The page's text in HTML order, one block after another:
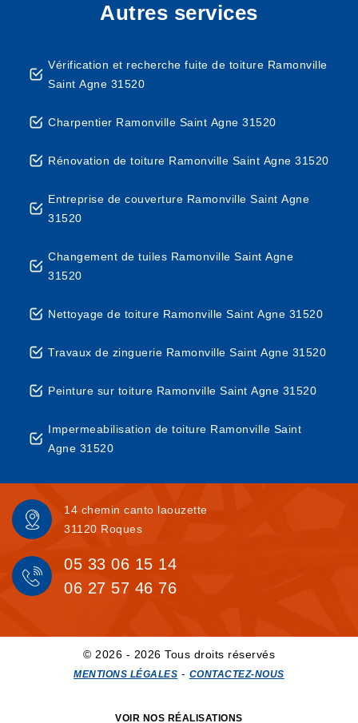
Autres services
Vérification et recherche fuite de toiture Ramonville
Saint Agne 31520
Charpentier Ramonville Saint Agne 31520
Rénovation de toiture Ramonville Saint Agne 31520
Entreprise de couverture Ramonville Saint Agne
31520
Changement de tuiles Ramonville Saint Agne
31520
Nettoyage de toiture Ramonville Saint Agne 31520
Travaux de zinguerie Ramonville Saint Agne 31520
Peinture sur toiture Ramonville Saint Agne 31520
Impermeabilisation de toiture Ramonville Saint
Agne 31520
14 chemin canto laouzette
31120 Roques
05 33 06 15 14
06 27 57 46 76
© 2026 - 2026 Tous droits réservés
MENTIONS LÉGALES - CONTACTEZ-NOUS
VOIR NOS RÉALISATIONS